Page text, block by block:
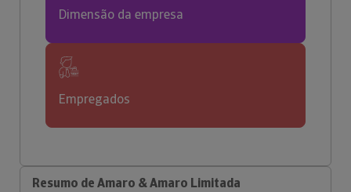
Dimensão da empresa
Empregados
Resumo de Amaro & Amaro Limitada